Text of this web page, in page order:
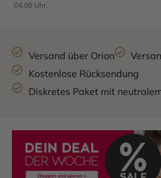
04.08 Uhr.
Versand über Orion
Kostenlose Rücksendung
Diskretes Paket mit